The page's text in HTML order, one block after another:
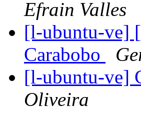
Efrain Valles
[l-ubuntu-ve]
Carabobo
[l-ubuntu-ve]
Oliveira